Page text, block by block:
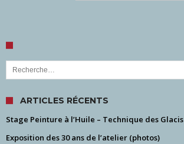
Rechercher :
ARTICLES RÉCENTS
Stage Peinture à l’Huile – Technique des Glacis
Exposition des 30 ans de l’atelier (photos)